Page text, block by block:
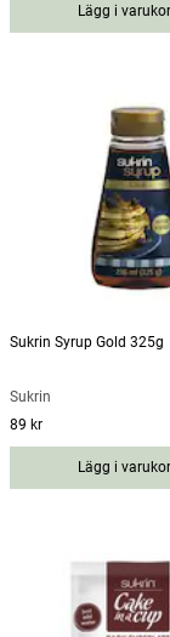
Lägg i
Sukrin Syrup Gold 325g
Sukrin
Pris
89 kr
Lägg i